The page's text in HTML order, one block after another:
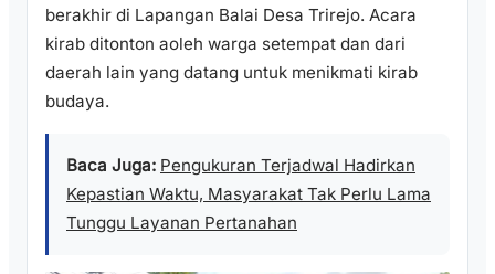
berakhir di Lapangan Balai Desa Trirejo. Acara
kirab ditonton aoleh warga setempat dan dari
daerah lain yang datang untuk menikmati kirab
budaya.
Baca Juga: Pengukuran Terjadwal Hadirkan
Kepastian Waktu, Masyarakat Tak Perlu Lama
Tunggu Layanan Pertanahan